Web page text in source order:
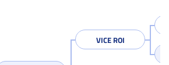
VICE ROI